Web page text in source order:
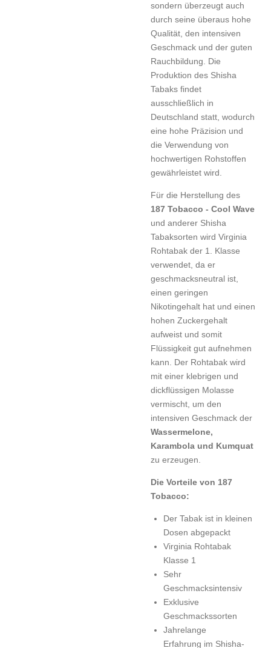
sondern überzeugt auch
durch seine überaus hohe
Qualität, den intensiven
Geschmack und der guten
Rauchbildung. Die
Produktion des Shisha
Tabaks findet
ausschließlich in
Deutschland statt, wodurch
eine hohe Präzision und
die Verwendung von
hochwertigen Rohstoffen
gewährleistet wird.
Für die Herstellung des
187 Tobacco - Cool Wave
und anderer Shisha
Tabaksorten wird Virginia
Rohtabak der 1. Klasse
verwendet, da er
geschmacksneutral ist,
einen geringen
Nikotingehalt hat und einen
hohen Zuckergehalt
aufweist und somit
Flüssigkeit gut aufnehmen
kann. Der Rohtabak wird
mit einer klebrigen und
dickflüssigen Molasse
vermischt, um den
intensiven Geschmack der
Wassermelone,
Karambola und Kumquat
zu erzeugen.
Die Vorteile von 187
Tobacco:
Der Tabak ist in kleinen
Dosen abgepackt
Virginia Rohtabak
Klasse 1
Sehr
Geschmacksintensiv
Exklusive
Geschmackssorten
Jahrelange
Erfahrung im Shisha-